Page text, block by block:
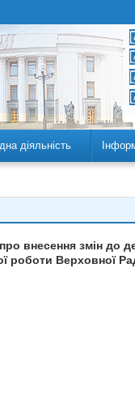
діяльність
внесення змін до
роботи Верховної